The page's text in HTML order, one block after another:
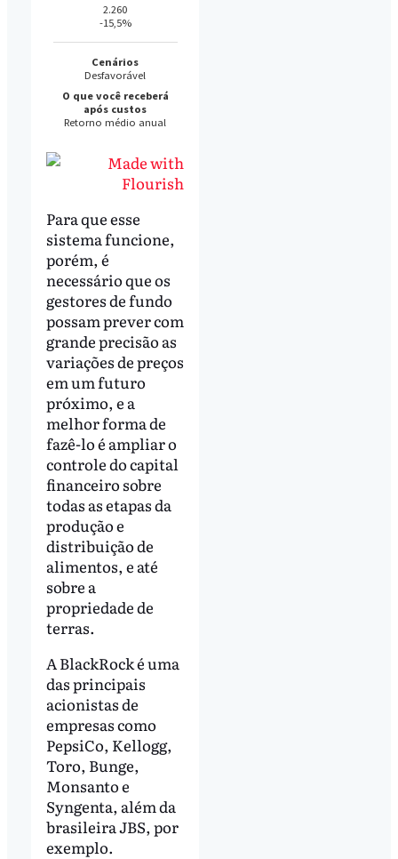
Para que esse
sistema funcione,
porém, é
necessário que os
gestores de fundo
possam prever com
grande precisão as
variações de preços
em um futuro
próximo, e a
melhor forma de
fazê-lo é ampliar o
controle do capital
financeiro sobre
todas as etapas da
produção e
distribuição de
alimentos, e até
sobre a
propriedade de
terras.
A BlackRock é uma
das principais
acionistas de
empresas como
PepsiCo, Kellogg,
Toro, Bunge,
Monsanto e
Syngenta, além da
brasileira JBS, por
exemplo.